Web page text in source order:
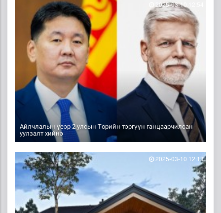
Айлчлалын үеэр 2 улсын Төрийн тэргүүн ганцаарчилсан
уулзалт хийнэ
2025-03-10 12:54
2025-03-10 12:13